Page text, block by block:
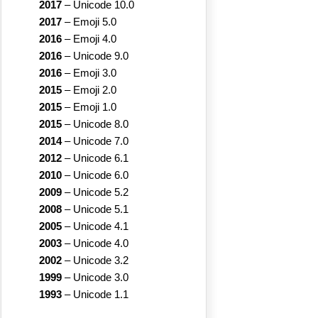
2017 – Unicode 10.0
2017 – Emoji 5.0
2016 – Emoji 4.0
2016 – Unicode 9.0
2016 – Emoji 3.0
2015 – Emoji 2.0
2015 – Emoji 1.0
2015 – Unicode 8.0
2014– Unicode 7.0
2012 – Unicode 6.1
2010 – Unicode 6.0
2009 – Unicode 5.2
2008 – Unicode 5.1
2005 – Unicode 4.1
2003 – Unicode 4.0
2002 – Unicode 3.2
1999 – Unicode 3.0
1993 – Unicode 1.1